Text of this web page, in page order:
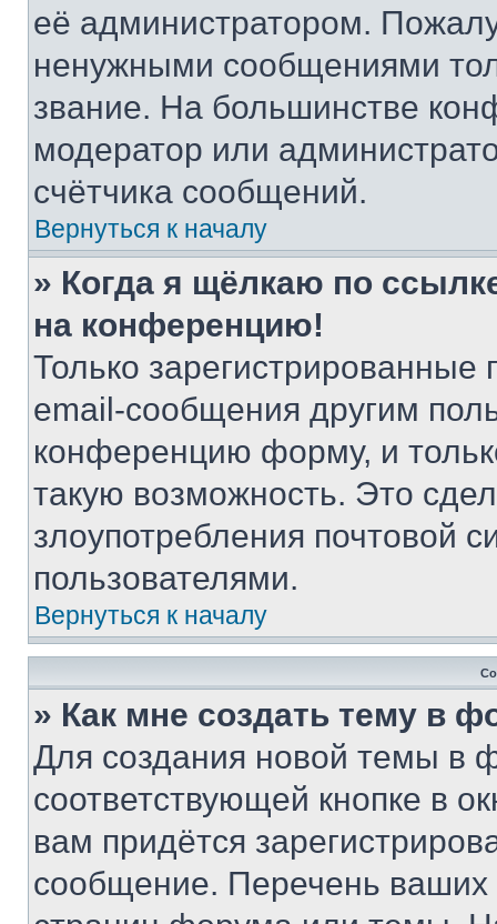
её администратором.
ненужными сообщениями
звание. На большинстве
модератор или
счётчика сообщений.
Вернуться к началу
» Когда я щёлкаю по
на конференцию!
Только зарегистрированные
email-сообщения другим
конференцию форму, и
такую возможность. Это
злоупотребления почтовой
пользователями.
Вернуться к началу
» Как мне создать тему в
Для создания новой темы в
соответствующей кнопке в
вам придётся
сообщение. Перечень ваших